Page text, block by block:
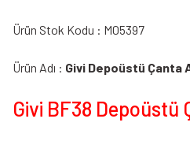
Ürün Stok Kodu : M05397
Ürün Adı : Givi Depoüstü Çanta
Givi BF38 Depoüstü